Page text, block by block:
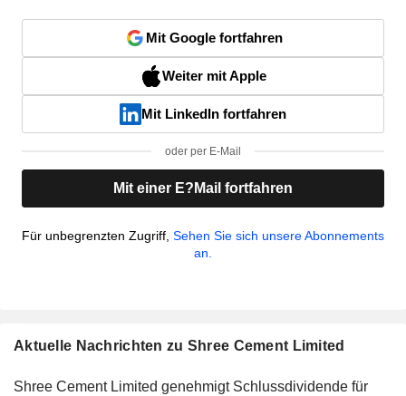
Mit Google fortfahren
Weiter mit Apple
Mit LinkedIn fortfahren
oder per E-Mail
Mit einer E?Mail fortfahren
Für unbegrenzten Zugriff, Sehen Sie sich unsere Abonnements
an.
Aktuelle Nachrichten zu Shree Cement Limited
Shree Cement Limited genehmigt Schlussdividende für